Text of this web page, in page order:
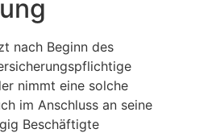
nach Beginn des
nimmt eine solche
im Anschluss an seine
Beschäftigte